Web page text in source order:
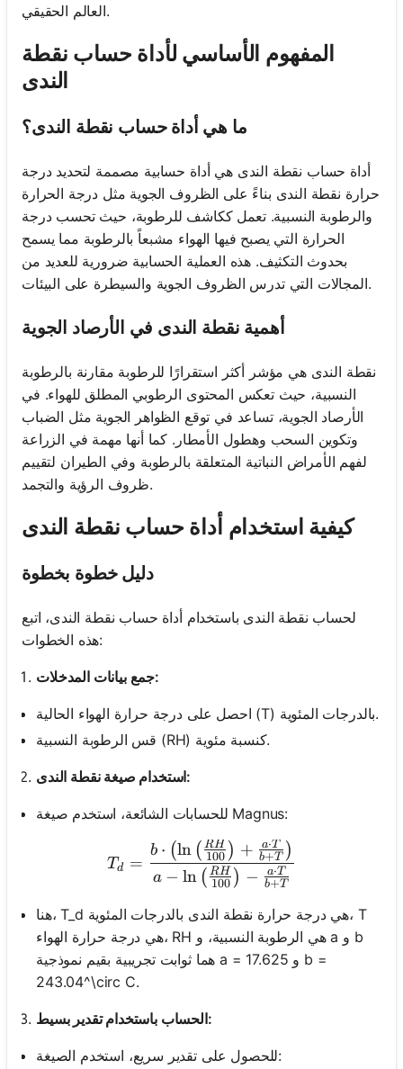
العالم الحقيقي.
المفهوم الأساسي لأداة حساب نقطة
الندى
ما هي أداة حساب نقطة الندى؟
أداة حساب نقطة الندى هي أداة حسابية مصممة لتحديد درجة
حرارة نقطة الندى بناءً على الظروف الجوية مثل درجة الحرارة
والرطوبة النسبية. تعمل ككاشف للرطوبة، حيث تحسب درجة
الحرارة التي يصبح فيها الهواء مشبعاً بالرطوبة مما يسمح
بحدوث التكثيف. هذه العملية الحسابية ضرورية للعديد من
المجالات التي تدرس الظروف الجوية والسيطرة على البيئات.
أهمية نقطة الندى في الأرصاد الجوية
نقطة الندى هي مؤشر أكثر استقرارًا للرطوبة مقارنة بالرطوبة
النسبية، حيث تعكس المحتوى الرطوبي المطلق للهواء. في
الأرصاد الجوية، تساعد في توقع الظواهر الجوية مثل الضباب
وتكوين السحب وهطول الأمطار. كما أنها مهمة في الزراعة
لفهم الأمراض النباتية المتعلقة بالرطوبة وفي الطيران لتقييم
ظروف الرؤية والتجمد.
كيفية استخدام أداة حساب نقطة الندى
دليل خطوة بخطوة
لحساب نقطة الندى باستخدام أداة حساب نقطة الندى، اتبع
هذه الخطوات:
جمع بيانات المدخلات:
احصل على درجة حرارة الهواء الحالية (T) بالدرجات المئوية.
قس الرطوبة النسبية (RH) كنسبة مئوية.
استخدام صيغة نقطة الندى:
للحسابات الشائعة، استخدم صيغة Magnus:
T_d = \frac{b \cdot
Td =
a − ln ( 100
RH ) − b+T
a⋅T
b ⋅ (ln ( 100
RH ) + b+T
a⋅T )
هنا، T_d هي درجة حرارة نقطة الندى بالدرجات المئوية، T
هي درجة حرارة الهواء، RH هي الرطوبة النسبية، و a و b
هما ثوابت تجريبية بقيم نموذجية a = 17.625 و b =
243.04^\circ C.
الحساب باستخدام تقدير بسيط:
للحصول على تقدير سريع، استخدم الصيغة: